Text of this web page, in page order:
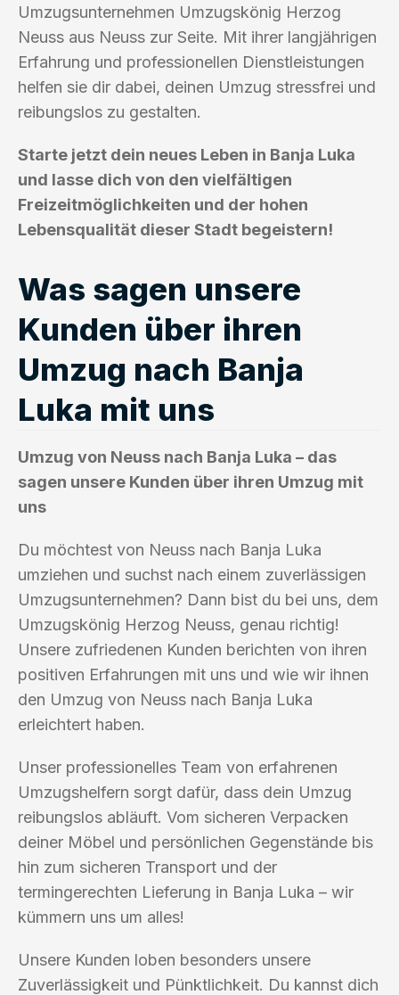
Umzugsunternehmen Umzugskönig Herzog
Neuss aus Neuss zur Seite. Mit ihrer langjährigen
Erfahrung und professionellen Dienstleistungen
helfen sie dir dabei, deinen Umzug stressfrei und
reibungslos zu gestalten.
Starte jetzt dein neues Leben in Banja Luka
und lasse dich von den vielfältigen
Freizeitmöglichkeiten und der hohen
Lebensqualität dieser Stadt begeistern!
Was sagen unsere
Kunden über ihren
Umzug nach Banja
Luka mit uns
Umzug von Neuss nach Banja Luka – das
sagen unsere Kunden über ihren Umzug mit
uns
Du möchtest von Neuss nach Banja Luka
umziehen und suchst nach einem zuverlässigen
Umzugsunternehmen? Dann bist du bei uns, dem
Umzugskönig Herzog Neuss, genau richtig!
Unsere zufriedenen Kunden berichten von ihren
positiven Erfahrungen mit uns und wie wir ihnen
den Umzug von Neuss nach Banja Luka
erleichtert haben.
Unser professionelles Team von erfahrenen
Umzugshelfern sorgt dafür, dass dein Umzug
reibungslos abläuft. Vom sicheren Verpacken
deiner Möbel und persönlichen Gegenstände bis
hin zum sicheren Transport und der
termingerechten Lieferung in Banja Luka – wir
kümmern uns um alles!
Unsere Kunden loben besonders unsere
Zuverlässigkeit und Pünktlichkeit. Du kannst dich